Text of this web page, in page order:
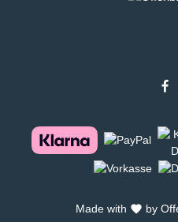
Made with by